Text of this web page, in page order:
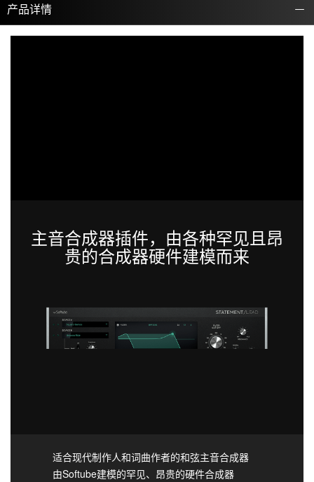
产品详情
主音合成器插件，由各种罕见且昂
贵的合成器硬件建模而来
适合现代制作人和词曲作者的和弦主音合成器
由Softube建模的罕见、昂贵的硬件合成器